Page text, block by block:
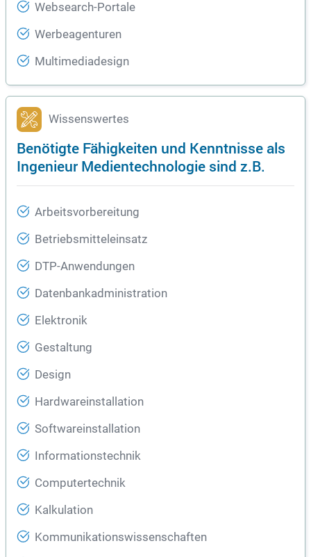
Websearch-Portale
Werbeagenturen
Multimediadesign
Wissenswertes
Benötigte Fähigkeiten und Kenntnisse als
Ingenieur Medientechnologie sind z.B.
Arbeitsvorbereitung
Betriebsmitteleinsatz
DTP-Anwendungen
Datenbankadministration
Elektronik
Gestaltung
Design
Hardwareinstallation
Softwareinstallation
Informationstechnik
Computertechnik
Kalkulation
Kommunikationswissenschaften